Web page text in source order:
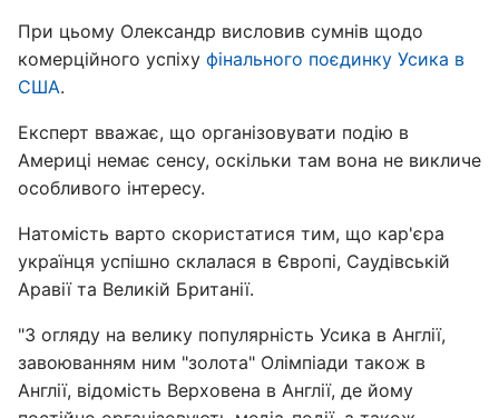
При цьому Олександр висловив сумнів щодо
комерційного успіху фінального поєдинку Усика в
США.
Експерт вважає, що організовувати подію в
Америці немає сенсу, оскільки там вона не викличе
особливого інтересу.
Натомість варто скористатися тим, що кар'єра
українця успішно склалася в Європі, Саудівській
Аравії та Великій Британії.
"З огляду на велику популярність Усика в Англії,
завоюванням ним "золота" Олімпіади також в
Англії, відомість Верховена в Англії, де йому